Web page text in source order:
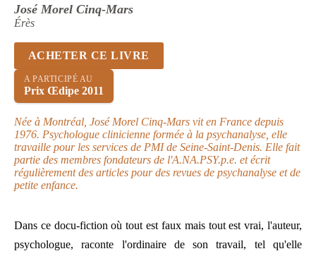
José Morel Cinq-Mars
Érès
ACHETER CE LIVRE
A PARTICIPÉ AU
Prix Œdipe 2011
Née à Montréal, José Morel Cinq-Mars vit en France depuis
1976. Psychologue clinicienne formée à la psychanalyse, elle
travaille pour les services de PMI de Seine-Saint-Denis. Elle fait
partie des membres fondateurs de l'A.NA.PSY.p.e. et écrit
régulièrement des articles pour des revues de psychanalyse et de
petite enfance.
Dans ce docu-fiction où tout est faux mais tout est vrai, l'auteur,
psychologue, raconte l'ordinaire de son travail, tel qu'elle